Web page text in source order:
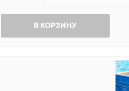
В КОРЗИНУ